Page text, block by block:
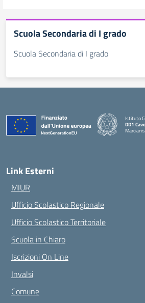
Scuola Secondaria di I grado
Scuola Secondaria di I grado
Istituto
DD1
Link Esterni
MIUR
Ufficio Scolastico Regionale
Ufficio Scolastico Territoriale
Scuola in Chiaro
Iscrizioni On Line
Invalsi
Comune